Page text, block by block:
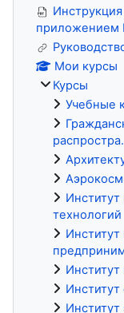
приложением
Мои курсы
Курсы
Учебные
технологий
Институт